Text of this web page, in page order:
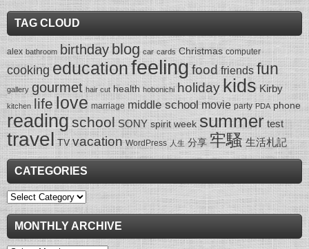
TAG CLOUD
alex bathroom birthday blog car cards Christmas computer
cooking educationfeeling food friends fun
gallery gourmet hair cut health hobonichi holidaykids Kirby
kitchen life love marriage middle school movie party PDA phone
readingschool SONY spirit week summer test
travel TV vacation WordPress 人生 分享 牢騷 生活札記
CATEGORIES
Categories
MONTHLY ARCHIVE